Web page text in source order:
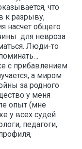
что
к разрыву,
насчет общего
для невроза
Люди-то
с прибавлением
а миром
за родного
у меня
опыт (мне
у всех судей
педагоги,